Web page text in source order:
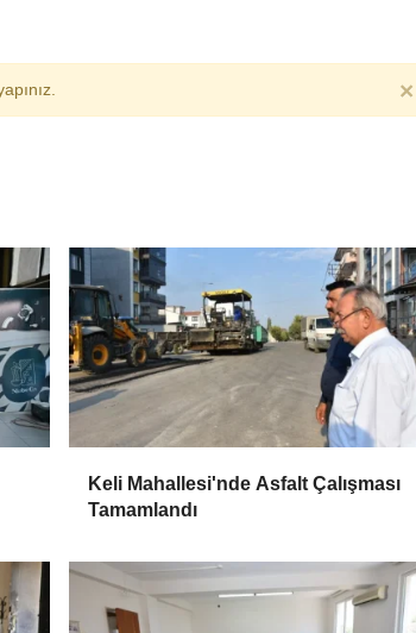
×
Keli Mahallesi'nde Asfalt Çalışması
Tamamlandı